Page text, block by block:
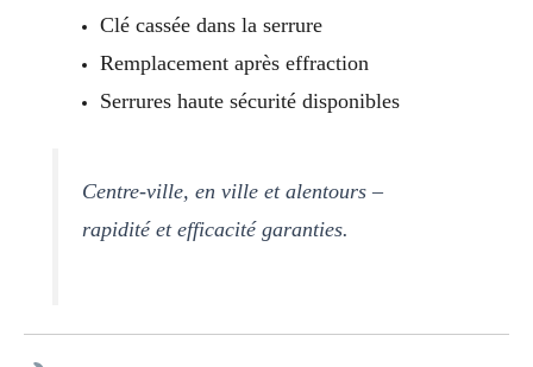
Clé cassée dans la serrure
Remplacement après effraction
Serrures haute sécurité disponibles
Centre-ville, en ville et alentours –
rapidité et efficacité garanties.